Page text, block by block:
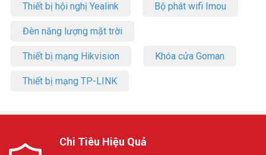
Thiết bị hội nghị Yealink Bộ phát wifi Imou
Đèn năng lượng mặt trời
Thiết bị mạng Hikvision Khóa cửa Goman
Thiết bị mạng TP-LINK
Chi Tiêu Hiệu Quả